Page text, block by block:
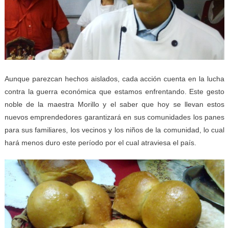
Aunque parezcan hechos aislados, cada acción cuenta en la lucha
contra la guerra económica que estamos enfrentando. Este gesto
noble de la maestra Morillo y el saber que hoy se llevan estos
nuevos emprendedores garantizará en sus comunidades los panes
para sus familiares, los vecinos y los niños de la comunidad, lo cual
hará menos duro este período por el cual atraviesa el país.